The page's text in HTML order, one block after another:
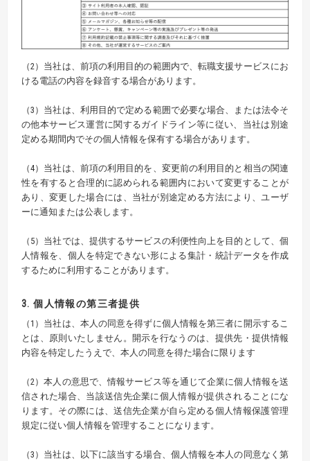
（2）当社は、前項の利用目的の範囲内で、転職支援サービスにお
ける電話の内容を録音する場合があります。
（3）当社は、利用目的で定める範囲で必要な場合、または法令そ
の他本サービス運営に関するガイドライン等に従い、当社は別途
定める期間内でその個人情報を保有する場合があります。
（4）当社は、前項の利用目的を、変更前の利用目的と相当の関連
性を有すると合理的に認められる範囲内において変更することが
あり、変更した場合には、当社が別途定める方法により、ユーザ
ーに通知または公表します。
（5）当社では、提供するサービスの利便性向上を目的として、個
人情報を、個人を特定できない形による集計・統計データを作成
するために利用することがあります。
3. 個人情報の第三者提供
（1）当社は、本人の同意を得ずに個人情報を第三者に開示するこ
とは、原則いたしません。開示を行なうのは、提供先・提供情報
内容を特定したうえで、本人の同意を得た場合に限ります
（2）本人の意思で、情報サービス等を通じて企業に個人情報を送
信された場合、当該送信先企業に個人情報が提供されることにな
ります。その際には、送信先企業が自ら定める個人情報保護管理
規定に従い個人情報を管理することになります。
（3）当社は、以下に該当する場合、個人情報を本人の同意なく第